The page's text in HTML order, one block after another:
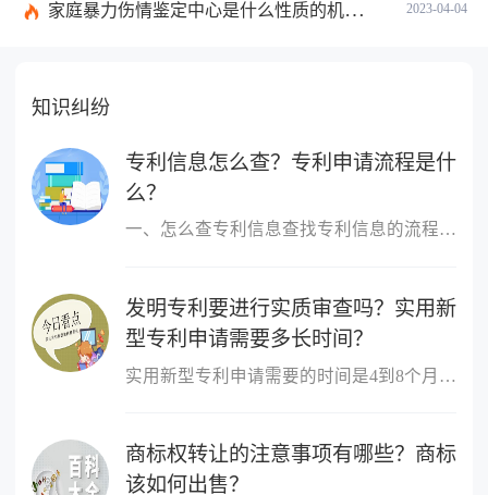
2023-04-04
家庭暴力伤情鉴定中心是什么性质的机构呢？处理家庭暴力的原则有哪些呢？
知识纠纷
专利信息怎么查？专利申请流程是什
么？
一、怎么查专利信息查找专利信息的流程：1 登陆国家知识产权局或中...
发明专利要进行实质审查吗？实用新
型专利申请需要多长时间？
实用新型专利申请需要的时间是4到8个月。实用新型专利申请经初步审...
商标权转让的注意事项有哪些？商标
该如何出售？